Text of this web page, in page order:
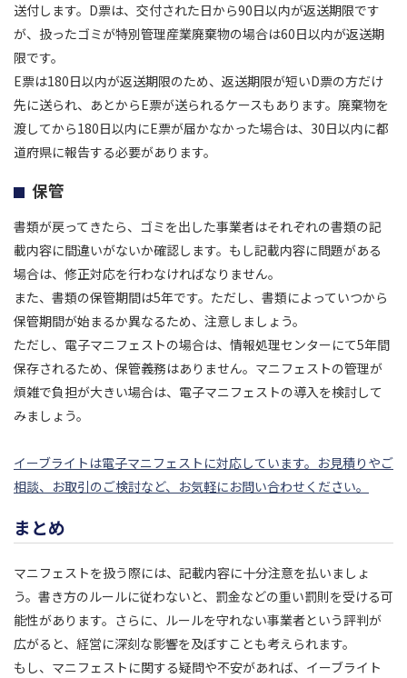
送付します。D票は、交付された日から90日以内が返送期限です
が、扱ったゴミが特別管理産業廃棄物の場合は60日以内が返送期
限です。
E票は180日以内が返送期限のため、返送期限が短いD票の方だけ
先に送られ、あとからE票が送られるケースもあります。廃棄物を
渡してから180日以内にE票が届かなかった場合は、30日以内に都
道府県に報告する必要があります。
保管
書類が戻ってきたら、ゴミを出した事業者はそれぞれの書類の記
載内容に間違いがないか確認します。もし記載内容に問題がある
場合は、修正対応を行わなければなりません。
また、書類の保管期間は5年です。ただし、書類によっていつから
保管期間が始まるか異なるため、注意しましょう。
ただし、電子マニフェストの場合は、情報処理センターにて5年間
保存されるため、保管義務はありません。マニフェストの管理が
煩雑で負担が大きい場合は、電子マニフェストの導入を検討して
みましょう。
イーブライトは電子マニフェストに対応しています。お見積りやご
相談、お取引のご検討など、お気軽にお問い合わせください。
まとめ
マニフェストを扱う際には、記載内容に十分注意を払いましょ
う。書き方のルールに従わないと、罰金などの重い罰則を受ける可
能性があります。さらに、ルールを守れない事業者という評判が
広がると、経営に深刻な影響を及ぼすことも考えられます。
もし、マニフェストに関する疑問や不安があれば、イーブライト